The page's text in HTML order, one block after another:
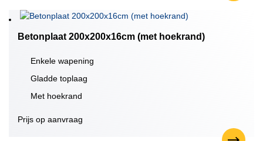
Betonplaat 200x200x16cm (met hoekrand)
Enkele wapening
Gladde toplaag
Met hoekrand
Prijs op aanvraag